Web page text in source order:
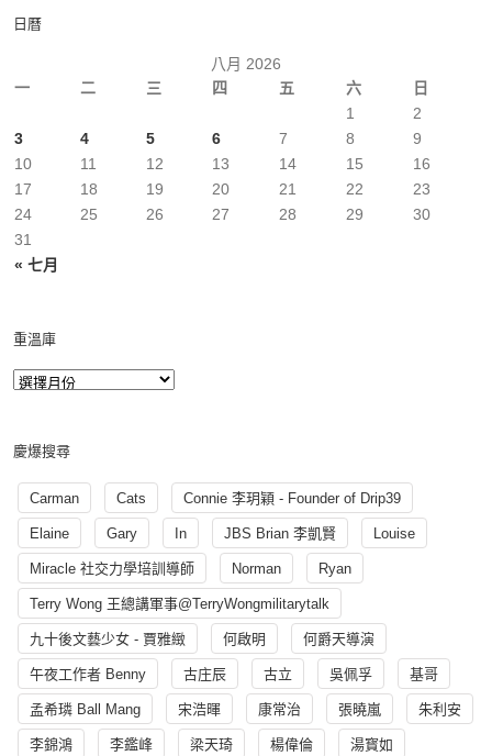
日曆
八月 2026
一
二 三 四 五 六 日
« 七月
1
2
3
4 5 6 7 8
9
10
11 12 13 14 15
16
17
18 19 20 21 22
23
24
25 26 27 28 29
30
31
重溫庫
慶爆搜尋
Carman Cats Connie 李玥穎 - Founder of Drip39
Elaine Gary In JBS Brian 李凱賢 Louise
Miracle 社交力學培訓導師 Norman Ryan
Terry Wong 王總講軍事@TerryWongmilitarytalk
九十後文藝少女 - 賈雅緻 何啟明 何爵天導演
午夜工作者 Benny 古庄辰 古立 吳佩孚 基哥
孟希璘 Ball Mang 宋浩暉 康常治 張曉嵐 朱利安
李錦鴻 李鑑峰 梁天琦 楊偉倫 湯寳如